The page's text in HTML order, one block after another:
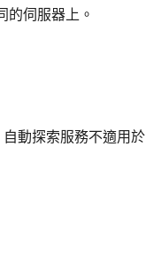
的伺服器上。
動探索服務不適用於